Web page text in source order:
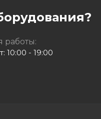
работы:
10:00 - 19:00